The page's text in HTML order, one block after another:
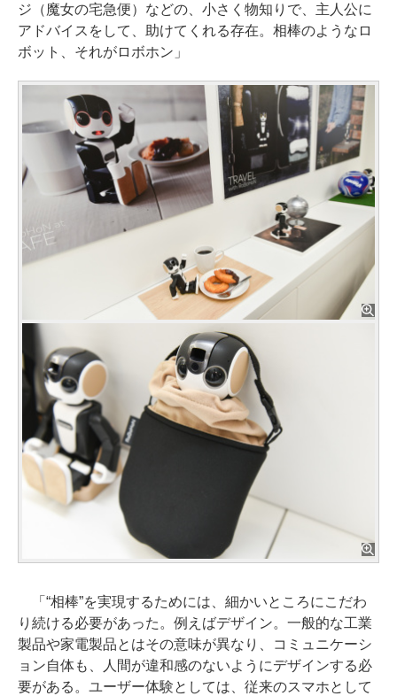
ジ（魔女の宅急便）などの、小さく物知りで、主人公に
アドバイスをして、助けてくれる存在。相棒のようなロ
ボット、それがロボホン」
「“相棒”を実現するためには、細かいところにこだわ
り続ける必要があった。例えばデザイン。一般的な工業
製品や家電製品とはその意味が異なり、コミュニケーシ
ョン自体も、人間が違和感のないようにデザインする必
要がある。ユーザー体験としては、従来のスマホとして